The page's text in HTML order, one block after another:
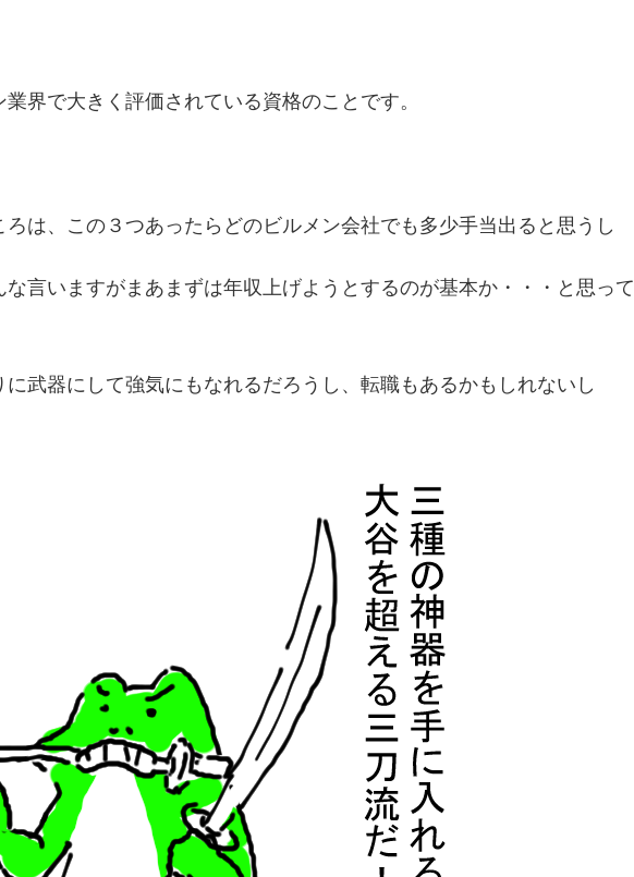
界で大きく評価されている資格のことです。
は、この３つあったらどのビルメン会社でも多少手当出ると思うし
言いますがまあまずは年収上げようとするのが基本か・・・と思って
武器にして強気にもなれるだろうし、転職もあるかもしれないし